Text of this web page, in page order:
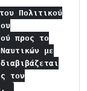
Πολιτικού
προς το
με
τον